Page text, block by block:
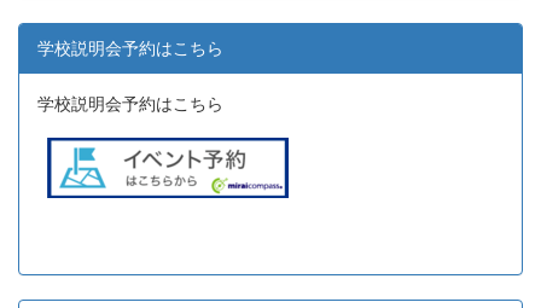
学校説明会予約はこちら
学校説明会予約はこちら